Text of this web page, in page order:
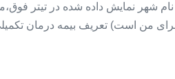
شهر نمایش داده شده در تیتر
من است) تعریف بیمه درمان